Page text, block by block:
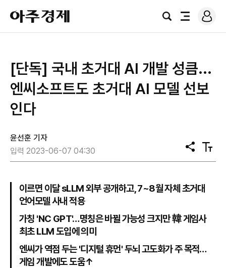
아
주
경
검
전
로
그
[단독] 국내 초거대 AI 개발 성큼...
엔씨소프트도 초거대 AI 모델 선보
인다
윤선훈 기자
입력 2023-06-07 04:30
공
유
텍
스
이르면 이달 sLLM 외부 공개하고, 7~8월 자체 초거대
언어모델 사내 적용
가칭 'NC GPT'…명칭은 바뀔 가능성 크지만 韓 게임사
최초 LLM 도입에 의미
엔씨가 역점 두는 '디지털 휴먼' 두뇌 고도화가 주 목적…
게임 개발에도 도움↑